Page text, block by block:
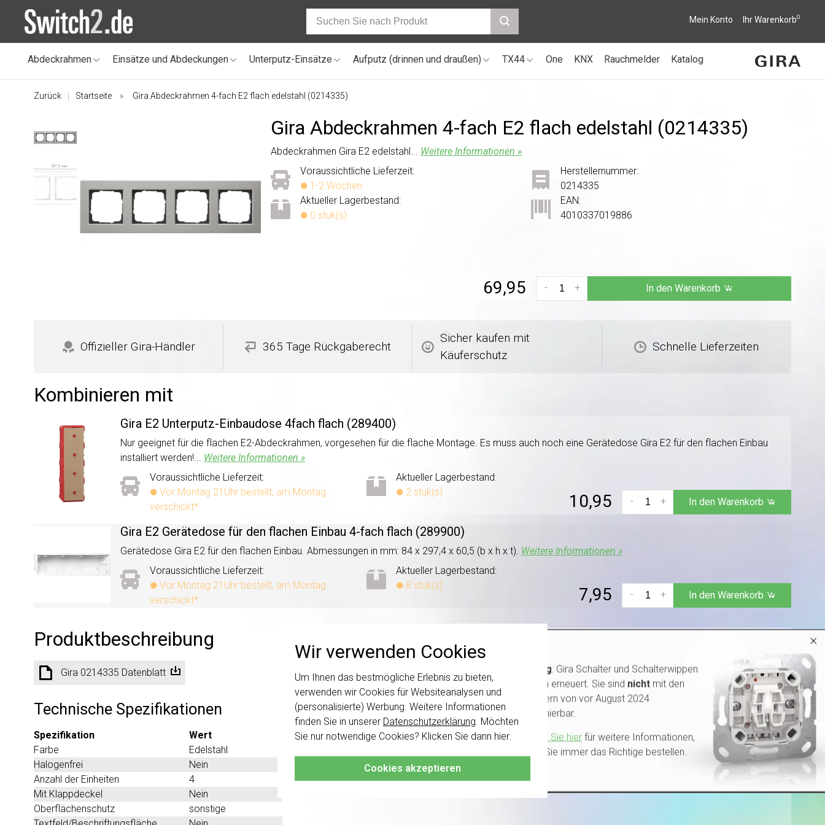
Wir verwenden Cookies
Um Ihnen das bestmögliche Erlebnis zu bieten,
verwenden wir Cookies für Websiteanalysen und
(personalisierte) Werbung. Weitere Informationen
finden Sie in unserer Datenschutzerklärung . Möchten
Sie nur notwendige Cookies? Klicken Sie dann hier
Cookies akzeptieren
Mein Konto Ihr Warenkorb0
Abdeckrahmen Einsätze und Abdeckungen Unterputz-Einsätze Aufputz (drinnen und draußen) TX44 One KNX Rauchmelder Katalog
Zurück Startseite Gira Abdeckrahmen 4-fach E2 flach edelstahl (0214335)
Gira Abdeckrahmen 4-fach E2 flach edelstahl (0214335)
Abdeckrahmen Gira E2 edelstahl... Weitere Informationen »
Voraussichtliche Lieferzeit:
1-2 Wochen
Aktueller Lagerbestand:
0 stuk(s)
Herstellernummer:
0214335
EAN:
4010337019886
69,95 +
- In den Warenkorb
Offizieller Gira-Händler 365 Tage Rückgaberecht
Sicher kaufen mit
Käuferschutz
Schnelle Lieferzeiten
Kombinieren mit
Gira E2 Unterputz-Einbaudose 4fach flach (289400)
Nur geeignet für die flachen E2-Abdeckrahmen, vorgesehen für die flache Montage. Es muss auch noch eine Gerätedose Gira E2 für den flachen Einbau
installiert werden!... Weitere Informationen »
Voraussichtliche Lieferzeit:
Vor Montag 21Uhr bestellt, am Montag
verschickt*
Aktueller Lagerbestand:
2 stuk(s)
10,95 +
- In den Warenkorb
Gira E2 Gerätedose für den flachen Einbau 4-fach flach (289900)
Gerätedose Gira E2 für den flachen Einbau. Abmessungen in mm: 84 x 297,4 x 60,5 (b x h x t). Weitere Informationen »
Voraussichtliche Lieferzeit:
Vor Montag 21Uhr bestellt, am Montag
verschickt*
Aktueller Lagerbestand:
8 stuk(s)
7,95 +
- In den Warenkorb
Produktbeschreibung
Gira 0214335 Datenblatt
Technische Spezifikationen
Spezifikation
Wert
Farbe
Edelstahl
Halogenfrei
Nein
Anzahl der Einheiten
4
Mit Klappdeckel
Nein
Oberflächenschutz
sonstige
×
Wichtig: Gira Schalter und Schalterwippen
wurden erneuert. Sie sind nicht mit den
Schaltern von vor August 2024
kombinierbar.
Klicken Sie hier für weitere Informationen,
damit Sie immer das Richtige bestellen.